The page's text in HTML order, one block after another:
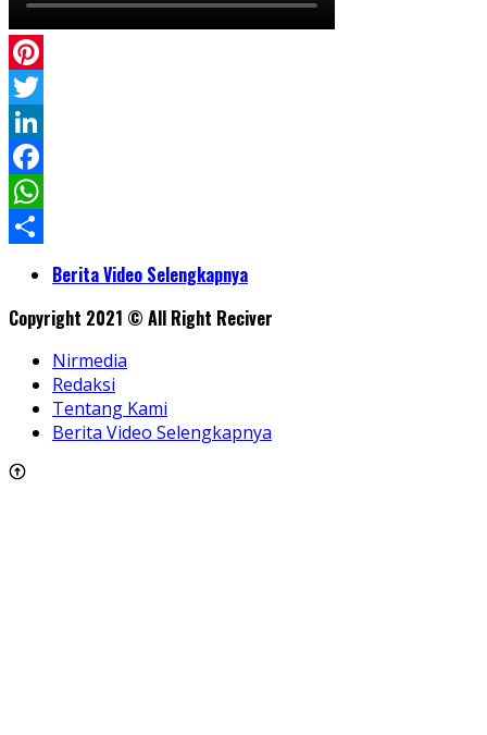
Pinterest
Twitter
LinkedIn
Facebook
WhatsApp
ShareBerita Video Selengkapnya
Copyright 2021 © All Right Reciver
Nirmedia
Redaksi
Tentang Kami
Berita Video Selengkapnya